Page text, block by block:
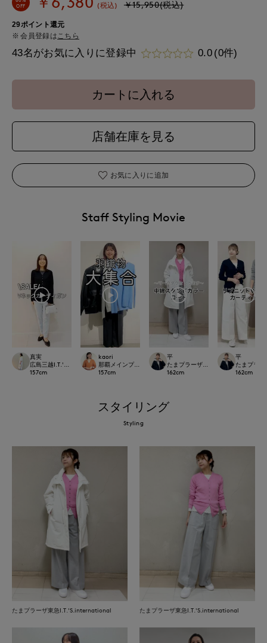
OFF
(税込) ￥15,950(税込)
29ポイント還元
会員登録は こちら
43名がお気に入りに登録中 0.0 (0件)
カートに入れる
店舗在庫を見る
お気に入りに追加
Staff Styling Movie
真実
広島三越I.T.'S.international
157cm
kaori
那覇メインプレイスI.T.'S.international
157cm
平
たまプラーザ東急I.T.'S.international
162cm
平
たまプラ
162cm
スタイリング
Styling
たまプラーザ東急I.T.'S.international たまプラーザ東急I.T.'S.international